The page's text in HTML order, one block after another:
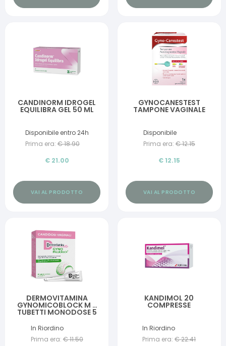
CANDINORM IDROGEL
EQUILIBRA GEL 50 ML
Disponibile entro 24h
Prima era: €18.90
€ 21.00
VAI AL PRODOTTO
GYNOCANESTEST
TAMPONE VAGINALE
Disponibile
Prima era: €12.15
€ 12.15
VAI AL PRODOTTO
DERMOVITAMINA
GYNOMICOBLOCK M 8
TUBETTI MONODOSE 5
In Riordino
Prima era: €11.50
KANDIMOL 20
COMPRESSE
In Riordino
Prima era: €22.41